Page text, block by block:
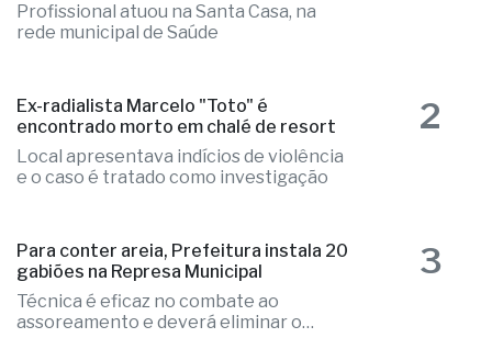
Profissional atuou na Santa Casa, na
rede municipal de Saúde
Ex-radialista Marcelo "Toto" é
encontrado morto em chalé de resort
Local apresentava indícios de violência
e o caso é tratado como investigação
2
Para conter areia, Prefeitura instala 20
gabiões na Represa Municipal
Técnica é eficaz no combate ao
assoreamento e deverá eliminar o
3